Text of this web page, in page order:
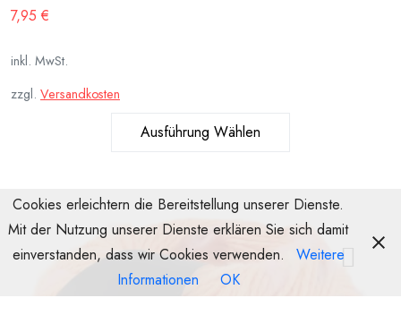
7,95 €
inkl. MwSt.
zzgl. Versandkosten
Ausführung Wählen
Cookies erleichtern die Bereitstellung unserer Dienste.
Mit der Nutzung unserer Dienste erklären Sie sich damit
einverstanden, dass wir Cookies verwenden.
Weitere
Informationen
OK